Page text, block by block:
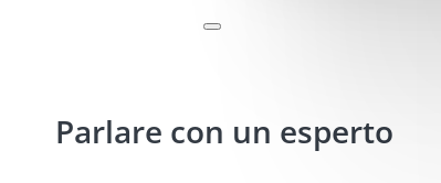
Parlare con un esperto